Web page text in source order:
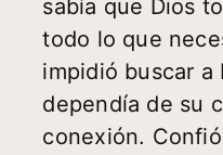
sabía que Dios
todo lo que
impidió buscar a
dependía de su
conexión.